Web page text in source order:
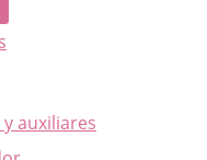
auxiliares